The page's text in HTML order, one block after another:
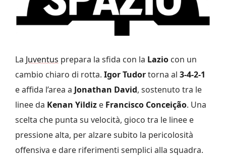
La Juventus prepara la sfida con la Lazio con un
cambio chiaro di rotta. Igor Tudortorna al 3-4-2-1
e affida l’area a Jonathan David, sostenuto tra le
linee da Kenan Yildiz e Francisco Conceição. Una
scelta che punta su velocità, gioco tra le linee e
pressione alta, per alzare subito la pericolosità
offensiva e dare riferimenti semplici alla squadra.